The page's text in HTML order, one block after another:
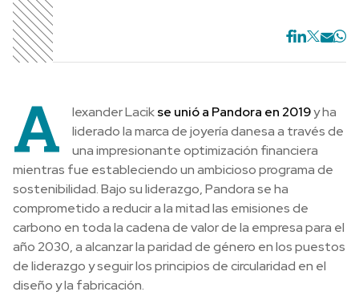
A lexander Lacikse unió a Pandora en 2019y ha
liderado la marca de joyería danesa a través de
una impresionante optimización financiera
mientras fue estableciendo un ambicioso programa de
sostenibilidad. Bajo su liderazgo, Pandora se ha
comprometido a reducir a la mitad las emisiones de
carbono en toda la cadena de valor de la empresa para el
año 2030, a alcanzar la paridad de género en los puestos
de liderazgo y seguir los principios de circularidad en el
diseño y la fabricación.